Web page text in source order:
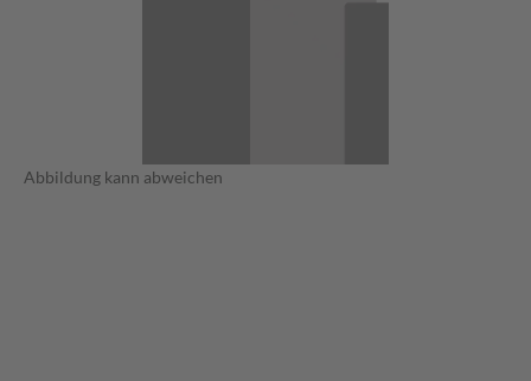
Abbildung kann abweichen